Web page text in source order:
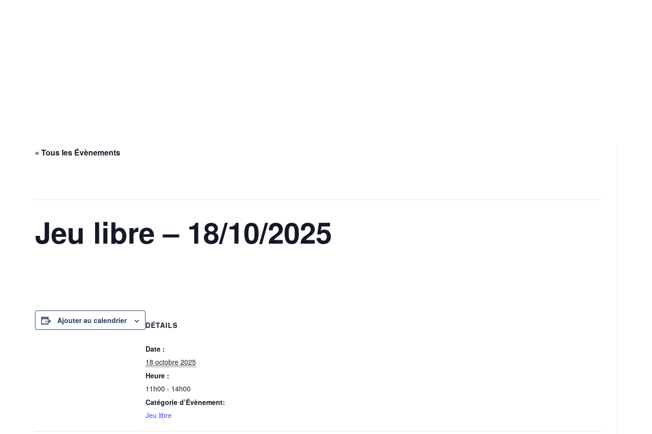
« Tous les Évènements
Jeu libre – 18/10/2025
Ajouter au calendrier DÉTAILS
Date :
18 octobre 2025
Heure :
11h00 - 14h00
Catégorie d’Évènement:
Jeu libre